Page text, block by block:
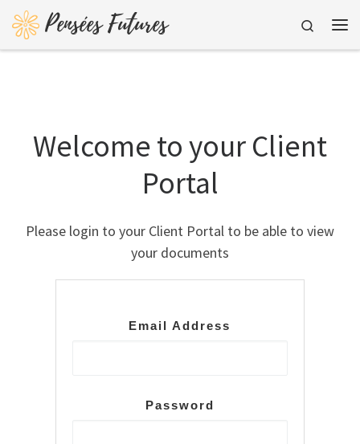
Skip to content
Pensées Futures
Search
Welcome to your Client
Portal
Please login to your Client Portal to be able to view
your documents
Email Address
Password